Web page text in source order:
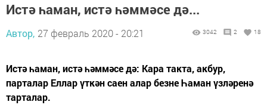
Истә һаман, истә һәммәсе дә...
Автор, 27 февраль 2020 - 20:21 3042 2 18
Истә һаман, истә һәммәсе дә: Кара такта, акбур,
парталар Еллар үткән саен алар безне Һаман үзләренә
тарталар.